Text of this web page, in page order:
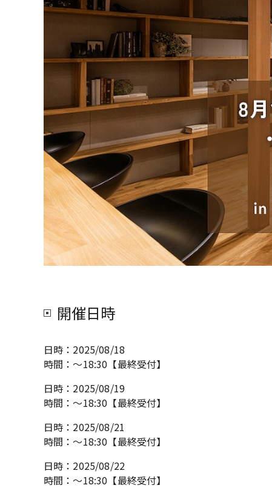
開催日時
日時： 2025/08/18
時間： ～18:30【最終受付】
日時： 2025/08/19
時間： ～18:30【最終受付】
日時： 2025/08/21
時間： ～18:30【最終受付】
日時： 2025/08/22
時間： ～18:30【最終受付】